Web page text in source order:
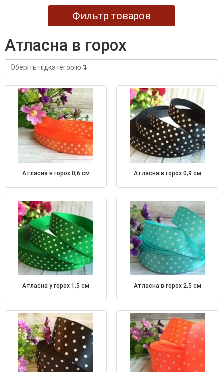
Фильтр товаров
атласна в горох
Оберіть підкатегорію
атласна в горох 0,6 см атласна в горох 0,9 см
атласна у горох 1,5 см атласна в горох 2,5 см